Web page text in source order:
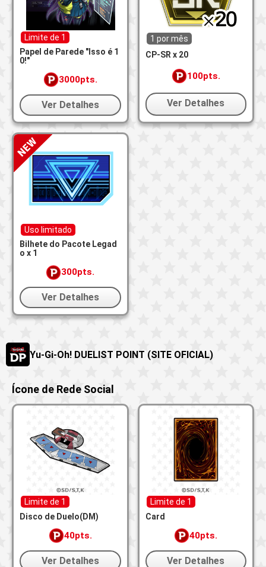
Limite de 1
Papel de Parede "Isso é 1
0!"
3000pts.
Ver Detalhes
1 por mês
CP-SR x 20
100pts.
Ver Detalhes
Uso limitado
Bilhete do Pacote Legad
o x 1
300pts.
Ver Detalhes
Yu-Gi-Oh! DUELIST POINT (SITE OFICIAL)
Ícone de Rede Social
Limite de 1
Disco de Duelo(DM)
40pts.
Ver Detalhes
Limite de 1
Card
40pts.
Ver Detalhes